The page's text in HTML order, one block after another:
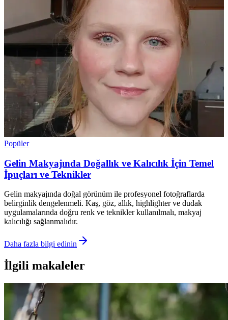
Popüler
Gelin Makyajında Doğallık ve Kalıcılık İçin Temel
İpuçları ve Teknikler
Gelin makyajında doğal görünüm ile profesyonel fotoğraflarda
belirginlik dengelenmeli. Kaş, göz, allık, highlighter ve dudak
uygulamalarında doğru renk ve teknikler kullanılmalı, makyaj
kalıcılığı sağlanmalıdır.
Daha fazla bilgi edinin
İlgili makaleler